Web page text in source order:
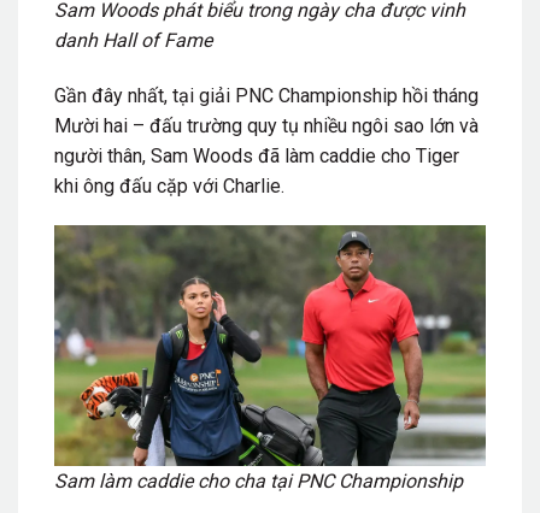
Sam Woods phát biểu trong ngày cha được vinh
danh Hall of Fame
Gần đây nhất, tại giải PNC Championship hồi tháng
Mười hai – đấu trường quy tụ nhiều ngôi sao lớn và
người thân, Sam Woods đã làm caddie cho Tiger
khi ông đấu cặp với Charlie.
Sam làm caddie cho cha tại PNC Championship